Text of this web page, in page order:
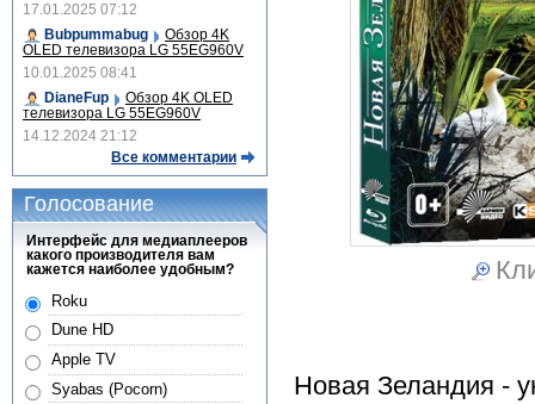
Новая Зеландия -
17.01.2025 07:12
Bubpummabug
Обзор 4K
OLED телевизора LG 55EG960V
10.01.2025 08:41
DianeFup
Обзор 4K OLED
телевизора LG 55EG960V
14.12.2024 21:12
Все комментарии
Голосование
Интерфейс для медиаплееров
какого производителя вам
кажется наиболее удобным?
Roku
Dune HD
Apple TV
Syabas (Pocorn)